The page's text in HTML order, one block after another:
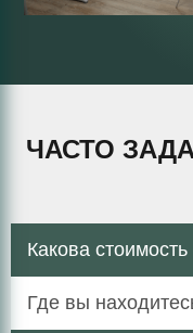
ЧАСТО
Какова
Где вы